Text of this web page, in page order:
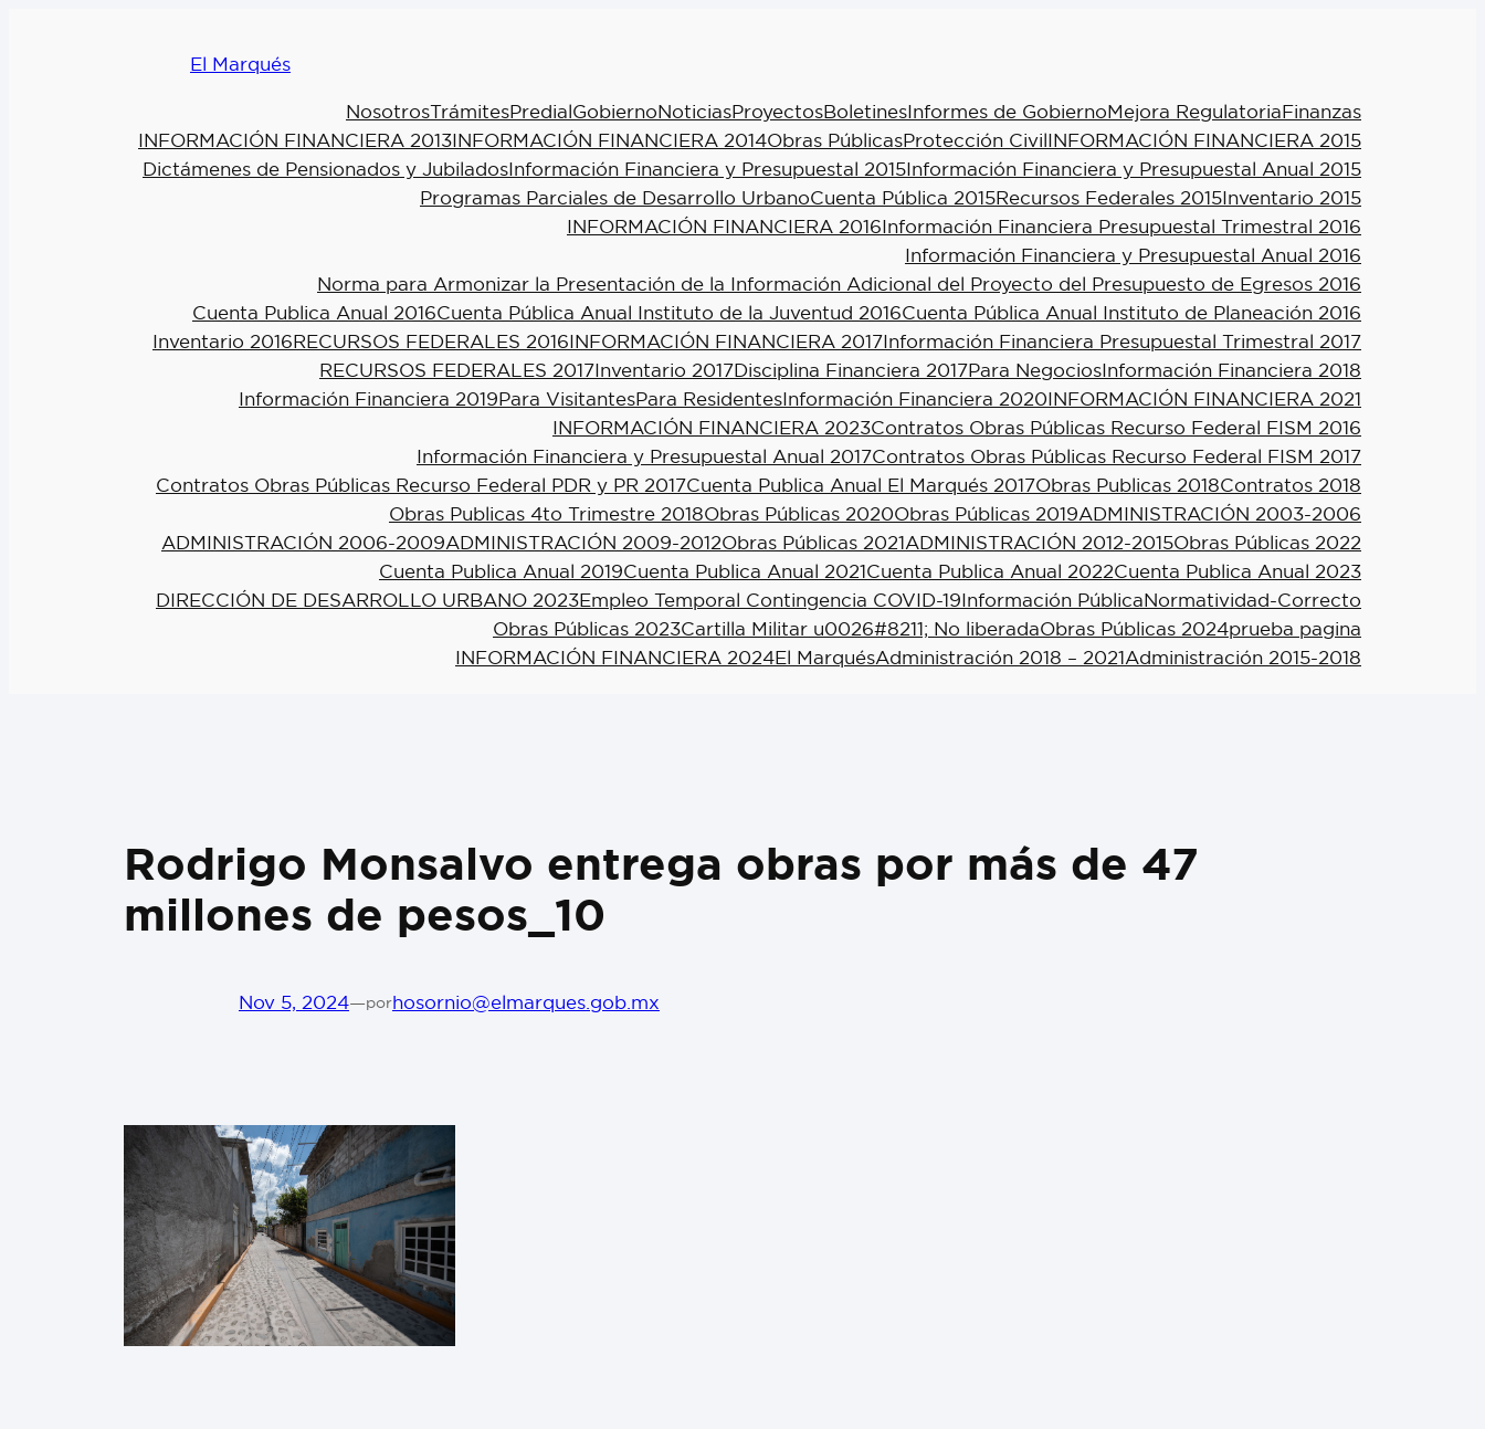
El Marqués
NosotrosTrámitesPredialGobiernoNoticiasProyectosBoletinesInformes de GobiernoMejora RegulatoriaFinanzas
INFORMACIÓN FINANCIERA 2013INFORMACIÓN FINANCIERA 2014Obras PúblicasProtección CivilINFORMACIÓN FINANCIERA 2015
Dictámenes de Pensionados y JubiladosInformación Financiera y Presupuestal 2015Información Financiera y Presupuestal Anual 2015
Programas Parciales de Desarrollo UrbanoCuenta Pública 2015Recursos Federales 2015Inventario 2015
INFORMACIÓN FINANCIERA 2016Información Financiera Presupuestal Trimestral 2016
Información Financiera y Presupuestal Anual 2016
Norma para Armonizar la Presentación de la Información Adicional del Proyecto del Presupuesto de Egresos 2016
Cuenta Publica Anual 2016Cuenta Pública Anual Instituto de la Juventud 2016Cuenta Pública Anual Instituto de Planeación 2016
Inventario 2016RECURSOS FEDERALES 2016INFORMACIÓN FINANCIERA 2017Información Financiera Presupuestal Trimestral 2017
RECURSOS FEDERALES 2017Inventario 2017Disciplina Financiera 2017Para NegociosInformación Financiera 2018
Información Financiera 2019Para VisitantesPara ResidentesInformación Financiera 2020INFORMACIÓN FINANCIERA 2021
INFORMACIÓN FINANCIERA 2023Contratos Obras Públicas Recurso Federal FISM 2016
Información Financiera y Presupuestal Anual 2017Contratos Obras Públicas Recurso Federal FISM 2017
Contratos Obras Públicas Recurso Federal PDR y PR 2017Cuenta Publica Anual El Marqués 2017Obras Publicas 2018Contratos 2018
Obras Publicas 4to Trimestre 2018Obras Públicas 2020Obras Públicas 2019ADMINISTRACIÓN 2003-2006
ADMINISTRACIÓN 2006-2009ADMINISTRACIÓN 2009-2012Obras Públicas 2021ADMINISTRACIÓN 2012-2015Obras Públicas 2022
Cuenta Publica Anual 2019Cuenta Publica Anual 2021Cuenta Publica Anual 2022Cuenta Publica Anual 2023
DIRECCIÓN DE DESARROLLO URBANO 2023Empleo Temporal Contingencia COVID-19Información PúblicaNormatividad-Correcto
Obras Públicas 2023Cartilla Militar u0026#8211; No liberadaObras Públicas 2024prueba pagina
INFORMACIÓN FINANCIERA 2024El MarquésAdministración 2018 – 2021Administración 2015-2018
Rodrigo Monsalvo entrega obras por más de 47
millones de pesos_10
Nov 5, 2024—porhosornio@elmarques.gob.mx